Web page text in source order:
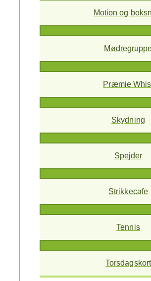
Motion og
Præmie
Skydning
Spejder
Strikkecafe
Tennis
Torsdagskort